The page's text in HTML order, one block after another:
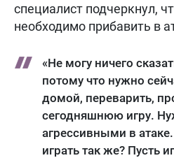
специалист подчеркнул,
необходимо прибавить в
«Не могу ничего
потому что нужно
домой, переварить,
сегодняшнюю игру.
агрессивными в
играть так же? Пусть